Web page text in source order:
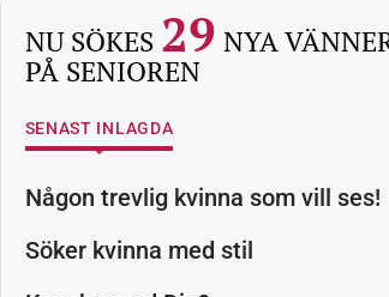
NU SÖKES 29 NYA
PÅ SENIOREN
SENAST INLAGDA
Någon trevlig kvinna som vill ses!
Söker kvinna med stil